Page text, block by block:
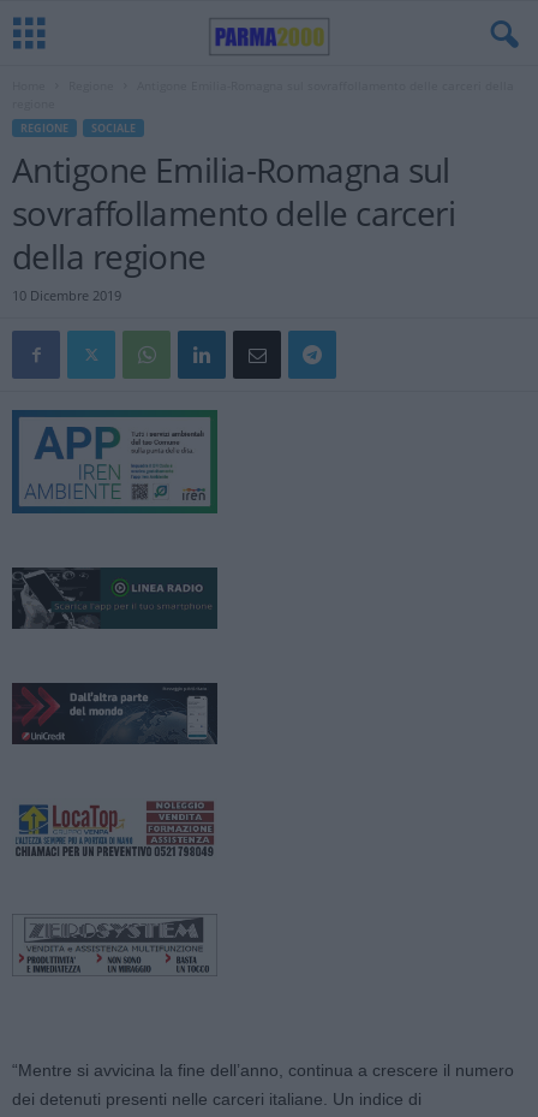
REGIONE SOCIALE
Antigone Emilia-Romagna sul
sovraffollamento delle carceri
della regione
10 Dicembre 2019
“Mentre si avvicina la fine dell’anno, continua a crescere il numero
dei detenuti presenti nelle carceri italiane. Un indice di